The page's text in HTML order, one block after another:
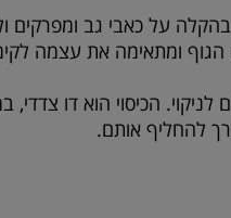
על כאבי גב ומפרקים
בלבד, כולל ליבת ויסקו אלסטי בעובי 6 ס"מ, המגיבה
לניקוי. הכיסוי הוא דו
להחליף אותם.